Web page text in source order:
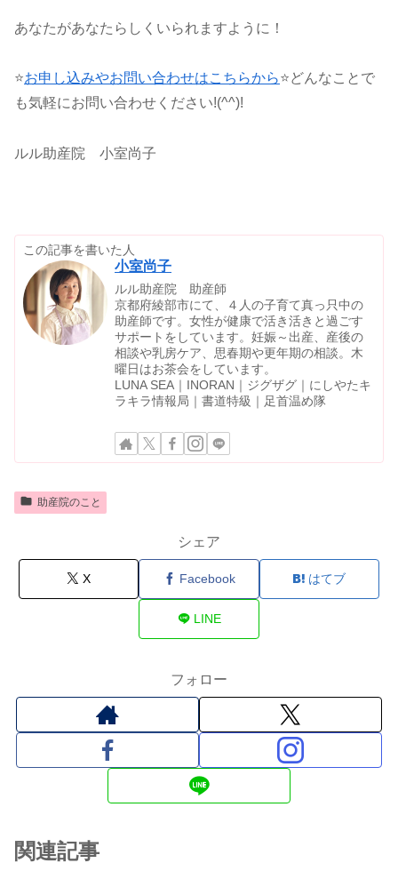
あなたがあなたらしくいられますように！
⭐お申し込みやお問い合わせはこちらから⭐どんなことで
も気軽にお問い合わせください!(^^)!
ルル助産院 小室尚子
この記事を書いた人
小室尚子
ルル助産院 助産師
京都府綾部市にて、４人の子育て真っ只中の
助産師です。女性が健康で活き活きと過ごす
サポートをしています。妊娠～出産、産後の
相談や乳房ケア、思春期や更年期の相談。木
曜日はお茶会をしています。
LUNA SEA｜INORAN｜ジグザグ｜にしやたキ
ラキラ情報局｜書道特級｜足首温め隊
助産院のこと
シェア
X Facebook はてブ
LINE
フォロー
関連記事